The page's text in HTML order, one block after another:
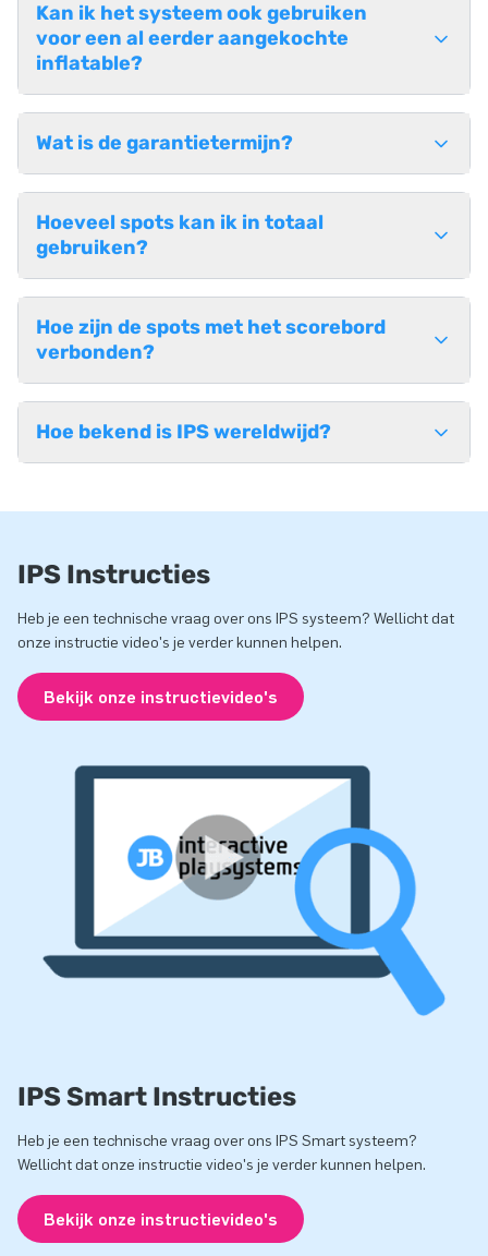
Kan ik het systeem ook gebruiken
voor een al eerder aangekochte
inflatable?
Wat is de garantietermijn?
Hoeveel spots kan ik in totaal
gebruiken?
Hoe zijn de spots met het scorebord
verbonden?
Hoe bekend is IPS wereldwijd?
IPS Instructies
Heb je een technische vraag over ons IPS systeem? Wellicht dat
onze instructie video's je verder kunnen helpen.
Bekijk onze instructievideo's
IPS Smart Instructies
Heb je een technische vraag over ons IPS Smart systeem?
Wellicht dat onze instructie video's je verder kunnen helpen.
Bekijk onze instructievideo's